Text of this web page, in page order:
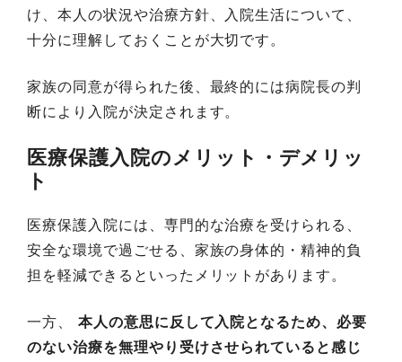
け、本人の状況や治療方針、入院生活について、
十分に理解しておくことが大切です。
家族の同意が得られた後、最終的には病院長の判
断により入院が決定されます。
医療保護入院のメリット・デメリッ
ト
医療保護入院には、専門的な治療を受けられる、
安全な環境で過ごせる、家族の身体的・精神的負
担を軽減できるといったメリットがあります。
一方、 本人の意思に反して入院となるため、必要
のない治療を無理やり受けさせられていると感じ